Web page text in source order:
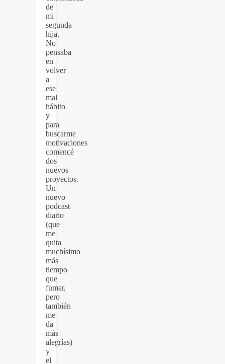
de
mi
segunda
hija.
No
pensaba
en
volver
a
ese
mal
hábito
y
para
buscarme
motivaciones
comencé
dos
nuevos
proyectos.
Un
nuevo
podcast
diario
(que
me
quita
muchísimo
más
tiempo
que
fumar,
pero
también
me
da
más
alegrías)
y
el